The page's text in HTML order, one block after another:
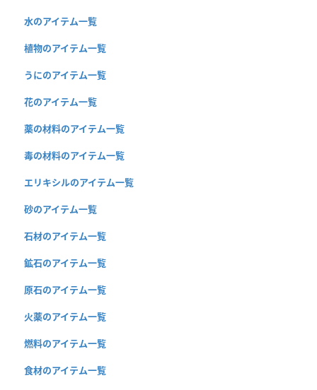
水のアイテム一覧
植物のアイテム一覧
うにのアイテム一覧
花のアイテム一覧
薬の材料のアイテム一覧
毒の材料のアイテム一覧
エリキシルのアイテム一覧
砂のアイテム一覧
石材のアイテム一覧
鉱石のアイテム一覧
原石のアイテム一覧
火薬のアイテム一覧
燃料のアイテム一覧
食材のアイテム一覧